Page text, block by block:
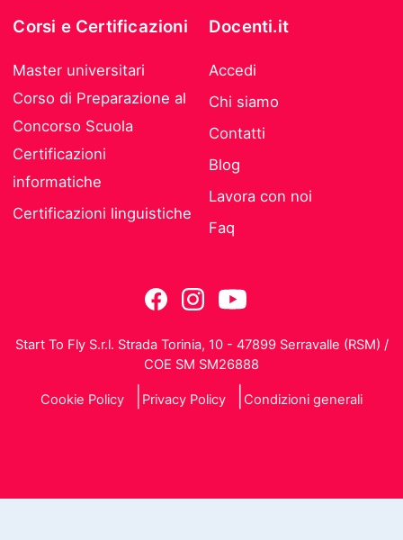
Corsi e Certificazioni
Master universitari
Corso di Preparazione al
Concorso Scuola
Certificazioni
informatiche
Certificazioni linguistiche
Docenti.it
Accedi
Chi siamo
Contatti
Blog
Lavora con noi
Faq
Start To Fly S.r.l. Strada Torinia, 10 - 47899 Serravalle (RSM) /
COE SM SM26888
Cookie Policy Privacy Policy Condizioni generali